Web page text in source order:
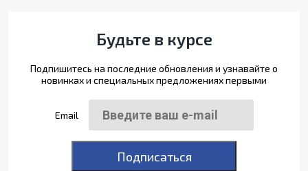
Будьте в курсе
Подпишитесь на последние обновления и узнавайте о
новинках и специальных предложениях первыми
Email
Подписаться